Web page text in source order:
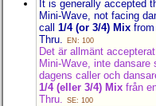
It is generally accepted
Mini-Wave, not facing
call 1/4 (or 3/4) Mix
Thru.
EN: 100
Det är allmänt
Mini-Wave, inte
dagens caller och
1/4 (eller 3/4) Mix från
Thru.
SE: 100